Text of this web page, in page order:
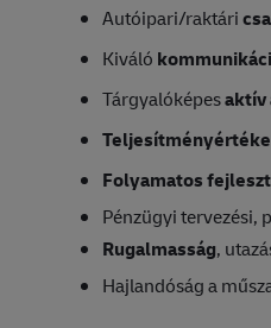
Autóipari/raktári
Kiváló
Tárgyalóképesaktív
Folyamatos
Pénzügyi tervezési,
Rugalmasság,
Hajlandóság a